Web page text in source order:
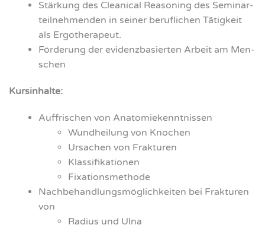
Stär­kung des Clea­ni­cal Reaso­ning des Semi­nar­
teil­neh­men­den in sei­ner beruf­li­chen Tätig­keit
als Ergo­the­ra­peut.
För­de­rung der evi­denz­ba­sier­ten Arbeit am Men­
schen
Kurs­in­hal­te:
Auf­fri­schen von Ana­to­mie­kennt­nis­sen
Wund­hei­lung von Kno­chen
Ursa­chen von Frak­tu­ren
Klas­si­fi­ka­tio­nen
Fix­a­ti­ons­me­tho­de
Nach­be­hand­lungs­mög­lich­kei­ten bei Frak­tu­ren
von
Radi­us und Ulna